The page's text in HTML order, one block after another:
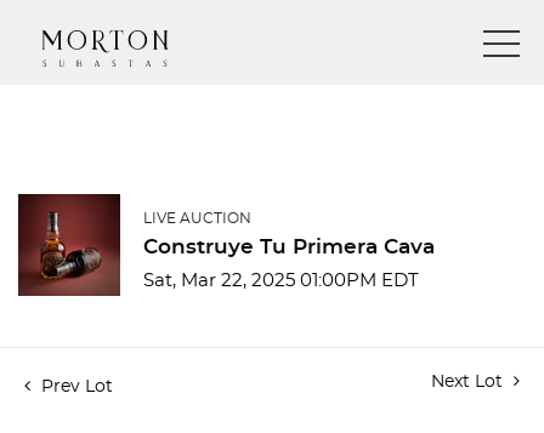
LIVE AUCTION
Construye Tu Primera Cava
Sat, Mar 22, 2025 01:00PM EDT
Prev Lot Next Lot